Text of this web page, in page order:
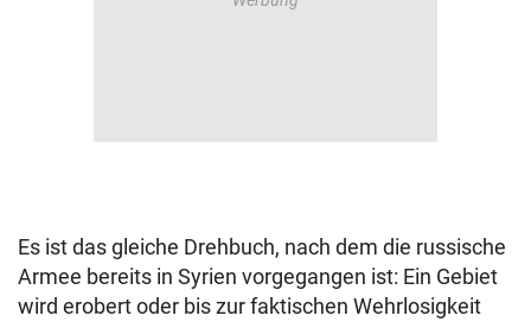
Es ist das gleiche Drehbuch, nach dem die russische
Armee bereits in Syrien vorgegangen ist: Ein Gebiet
wird erobert oder bis zur faktischen Wehrlosigkeit